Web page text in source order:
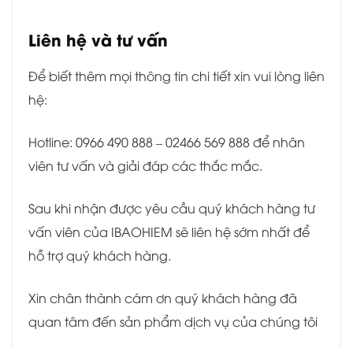
Liên hệ và tư vấn
Để biết thêm mọi thông tin chi tiết xin vui lòng liên
hệ:
Hotline: 0966 490 888 – 02466 569 888 để nhân
viên tư vấn và giải đáp các thắc mắc.
Sau khi nhận được yêu cầu quý khách hàng tư
vấn viên của IBAOHIEM sẽ liên hệ sớm nhất để
hỗ trợ quý khách hàng.
Xin chân thành cám ơn quý khách hàng đã
quan tâm đến sản phẩm dịch vụ của chúng tôi